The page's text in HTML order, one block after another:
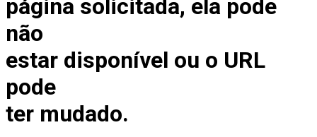
página solicitada, ela pode
não
estar disponível ou o URL
pode
ter mudado.